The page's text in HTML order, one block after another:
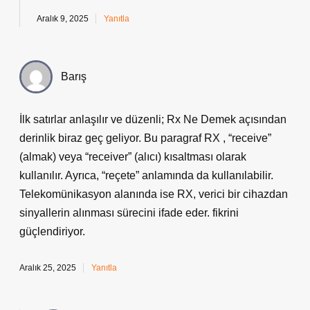
Aralık 9, 2025 Yanıtla
Barış
İlk satırlar anlaşılır ve düzenli; Rx Ne Demek açısından
derinlik biraz geç geliyor. Bu paragraf RX , “receive”
(almak) veya “receiver” (alıcı) kısaltması olarak
kullanılır. Ayrıca, “reçete” anlamında da kullanılabilir.
Telekomünikasyon alanında ise RX, verici bir cihazdan
sinyallerin alınması sürecini ifade eder. fikrini
güçlendiriyor.
Aralık 25, 2025 Yanıtla